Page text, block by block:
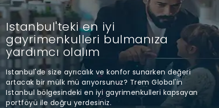
Istanbul'teki en iyi
gayrimenkulleri bulmanıza
yardımcı olalım
Istanbul'de size ayrıcalık ve konfor sunarken değeri
artacak bir mülk mü arıyorsunuz? Trem Global'in
Istanbul bölgesindeki en iyi gayrimenkulleri kapsayan
portföyü ile doğru yerdesiniz.